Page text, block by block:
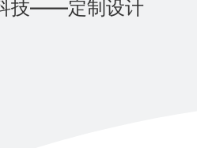
技——定制设计